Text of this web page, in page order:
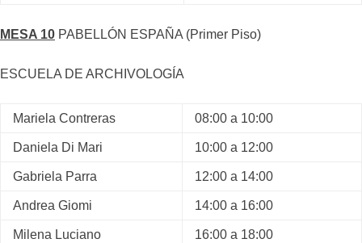
MESA 10 PABELLÓN ESPAÑA (Primer Piso)
ESCUELA DE ARCHIVOLOGÍA
Mariela Contreras 08:00 a 10:00
Daniela Di Mari 10:00 a 12:00
Gabriela Parra 12:00 a 14:00
Andrea Giomi 14:00 a 16:00
Milena Luciano 16:00 a 18:00